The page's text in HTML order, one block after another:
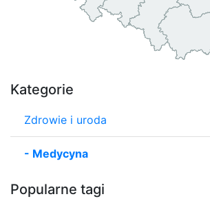
Kategorie
Zdrowie i uroda
- Medycyna
Popularne tagi